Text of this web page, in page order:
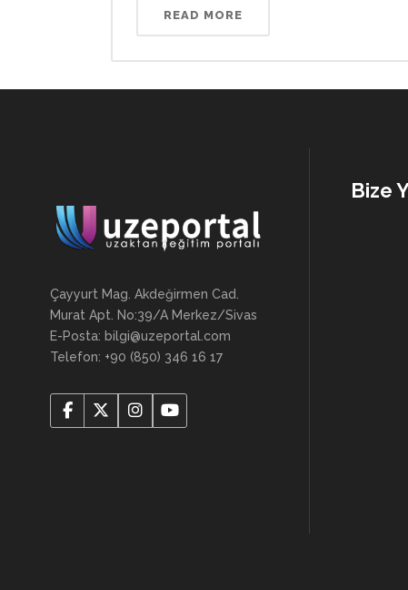
READ MORE
Çayyurt Mag. Akdeğirmen Cad.
Murat Apt. No:39/A Merkez/Sivas
E-Posta: bilgi@uzeportal.com
Telefon: +90 (850) 346 16 17
Bize